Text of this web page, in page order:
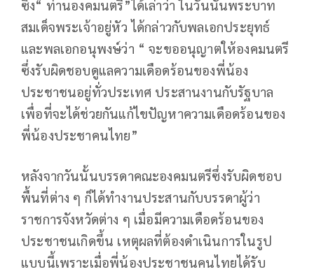
ซึ่ง“ ท่านองคมนตรี”ได้เล่าว่า ในวันนั้นพระบาท
สมเด็จพระเจ้าอยู่หัว ได้กล่าวกับพลเอกประยุทธ์
และพลเอกอนุพงษ์ว่า “ จะขออนุญาตให้องคมนตรี
ซึ่งรับผิดชอบดูแลความเดือดร้อนของพี่น้อง
ประชาชนอยู่ทั่วประเทศ ประสานงานกับรัฐบาล
เพื่อที่จะได้ช่วยกันแก้ไขปัญหาความเดือดร้อนของ
พี่น้องประชาคนไทย”
หลังจากวันนั้นบรรดาคณะองคมนตรีซึ่งรับผิดชอบ
พื้นที่ต่าง ๆ ก็ได้ทำงานประสานกับบรรดาผู้ว่า
ราชการจังหวัดต่าง ๆ เมื่อมีความเดือดร้อนของ
ประชาชนเกิดขึ้น เหตุผลที่ต้องดำเนินการในรูป
แบบนี้เพราะเมื่อพี่น้องประชาชนคนไทยได้รับ